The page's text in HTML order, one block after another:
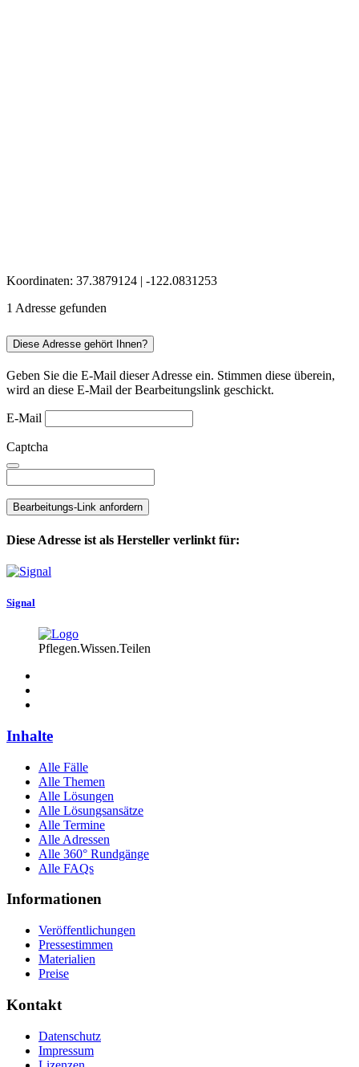
Koordinaten: 37.3879124 | -122.0831253
1 Adresse gefunden
Diese Adresse gehört Ihnen?
Geben Sie die E-Mail dieser Adresse ein. Stimmen diese überein,
wird an diese E-Mail der Bearbeitungslink geschickt.
E-Mail
Captcha
Bearbeitungs-Link anfordern
Diese Adresse ist als Hersteller verlinkt für:
Signal
Pflegen.Wissen.Teilen
Inhalte
Alle Fälle
Alle Themen
Alle Lösungen
Alle Lösungsansätze
Alle Termine
Alle Adressen
Alle 360° Rundgänge
Alle FAQs
Informationen
Veröffentlichungen
Pressestimmen
Materialien
Preise
Kontakt
Datenschutz
Impressum